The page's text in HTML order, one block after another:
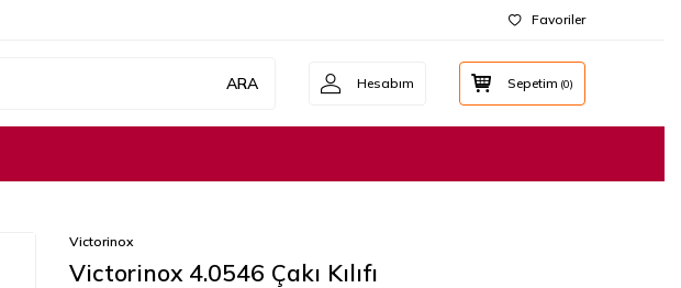
Favoriler
ARA Hesabım Sepetim (0)
Victorinox
Victorinox 4.0546 Çakı Kılıfı